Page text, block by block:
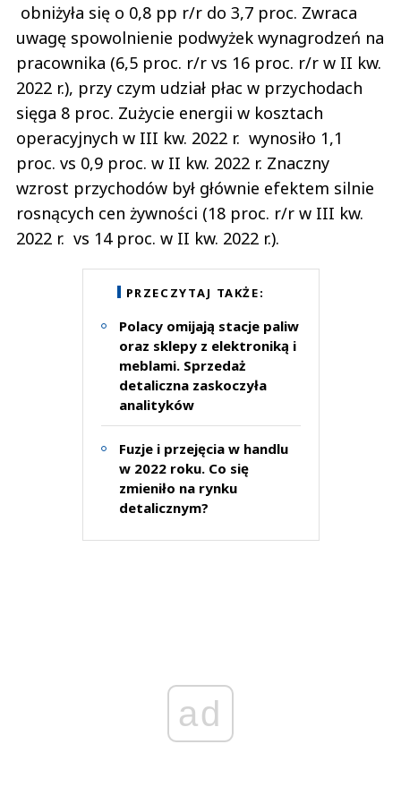
obniżyła się o 0,8 pp r/r do 3,7 proc. Zwraca
uwagę spowolnienie podwyżek wynagrodzeń na
pracownika (6,5 proc. r/r vs 16 proc. r/r w II kw.
2022 r.), przy czym udział płac w przychodach
sięga 8 proc. Zużycie energii w kosztach
operacyjnych w III kw. 2022 r. wynosiło 1,1
proc. vs 0,9 proc. w II kw. 2022 r. Znaczny
wzrost przychodów był głównie efektem silnie
rosnących cen żywności (18 proc. r/r w III kw.
2022 r. vs 14 proc. w II kw. 2022 r.).
PRZECZYTAJ TAKŻE:
Polacy omijają stacje paliw
oraz sklepy z elektroniką i
meblami. Sprzedaż
detaliczna zaskoczyła
analityków
Fuzje i przejęcia w handlu
w 2022 roku. Co się
zmieniło na rynku
detalicznym?
ad